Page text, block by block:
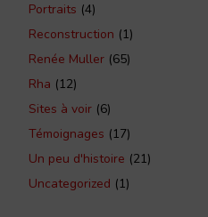
Portraits (4)
Reconstruction (1)
Renée Muller (65)
Rha (12)
Sites à voir (6)
Témoignages (17)
Un peu d'histoire (21)
Uncategorized (1)